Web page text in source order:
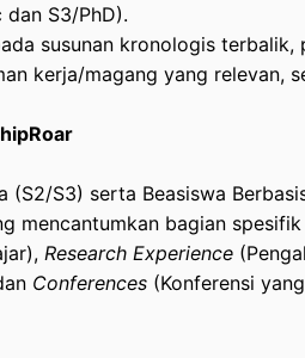
dan S3/PhD).
susunan kronologis terbalik,
kerja/magang yang relevan,
(S2/S3) serta Beasiswa
mencantumkan bagian
Research Experience
Conferences (Konferensi